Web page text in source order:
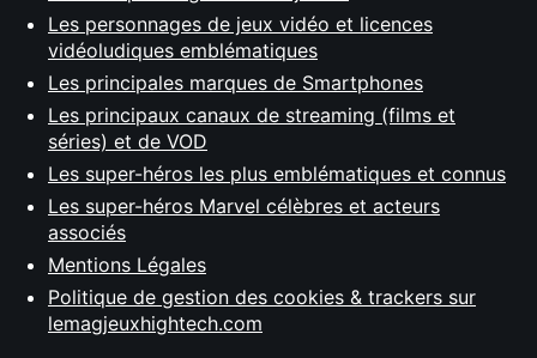
Les personnages de jeux vidéo et licences
vidéoludiques emblématiques
Les principales marques de Smartphones
Les principaux canaux de streaming (films et
séries) et de VOD
Les super-héros les plus emblématiques et connus
Les super-héros Marvel célèbres et acteurs
associés
Mentions Légales
Politique de gestion des cookies & trackers sur
lemagjeuxhightech.com